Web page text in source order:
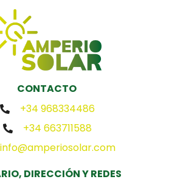
CONTACTO
+34 968334486
+34 663711588
info@amperiosolar.com
DIRECCIÓN Y REDES